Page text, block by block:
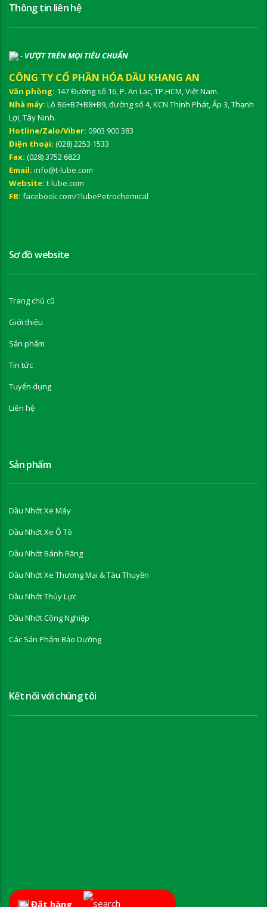
Đặt hàng
Thông tin liên hệ
- VƯỢT TRÊN MỌI TIÊU CHUẨN
CÔNG TY CỔ PHẦN HÓA DẦU KHANG AN
Văn phòng: 147 Đường số 16, P. An Lạc, TP.HCM, Việt Nam.
Nhà máy: Lô B6+B7+B8+B9, đường số 4, KCN Thịnh Phát, Ấp 3, Thạnh
Lợi, Tây Ninh.
Hotline/Zalo/Viber: 0903 900 383
Điện thoại: (028) 2253 1533
Fax: (028) 3752 6823
Email: info@t-lube.com
Website: t-lube.com
FB: facebook.com/TlubePetrochemical
Sơ đồ website
Trang chủ cũ
Giới thiệu
Sản phẩm
Tin tức
Tuyển dụng
Liên hệ
Sản phẩm
Dầu Nhớt Xe Máy
Dầu Nhớt Xe Ô Tô
Dầu Nhớt Bánh Răng
Dầu Nhớt Xe Thương Mại & Tàu Thuyền
Dầu Nhớt Thủy Lực
Dầu Nhớt Công Nghiệp
Các Sản Phẩm Bảo Dưỡng
Kết nối với chúng tôi